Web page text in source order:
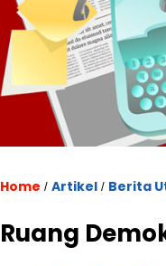
Home / Artikel / Berita
Ruang